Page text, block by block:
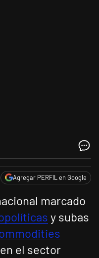
Agregar PERFIL en Google
marcado
y subas
el sector